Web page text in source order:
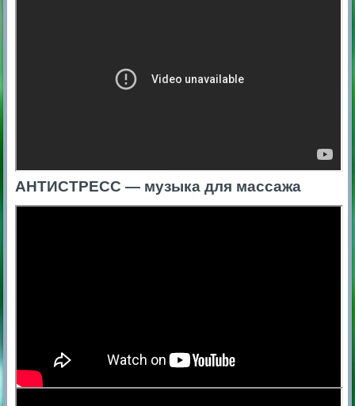
АНТИСТРЕСС — музыка для массажа